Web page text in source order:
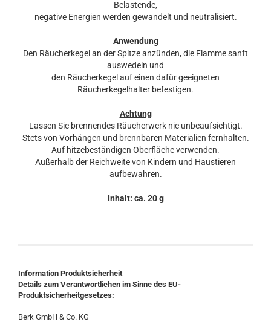
Belastende,
negative Energien werden gewandelt und neutralisiert.
Anwendung
Den Räucherkegel an der Spitze anzünden, die Flamme sanft
auswedeln und
den Räucherkegel auf einen dafür geeigneten
Räucherkegelhalter befestigen.
Achtung
Lassen Sie brennendes Räucherwerk nie unbeaufsichtigt.
Stets von Vorhängen und brennbaren Materialien fernhalten.
Auf hitzebeständigen Oberfläche verwenden.
Außerhalb der Reichweite von Kindern und Haustieren
aufbewahren.
Inhalt: ca. 20 g
Information Produktsicherheit
Details zum Verantwortlichen im Sinne des EU-
Produktsicherheitgesetzes:
Berk GmbH & Co. KG